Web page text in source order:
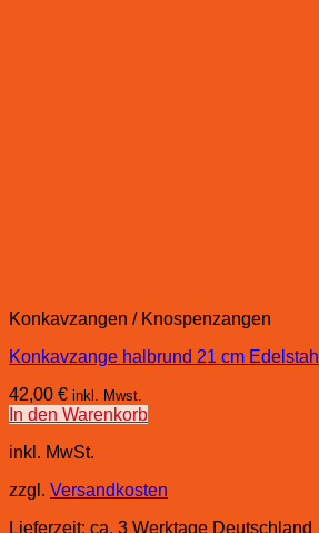
Konkavzangen / Knospenzangen
Konkavzange halbrund 21 cm Edelstahl
42,00 € inkl. Mwst.
In den Warenkorb
inkl. MwSt.
zzgl. Versandkosten
Lieferzeit: ca. 3 Werktage Deutschland